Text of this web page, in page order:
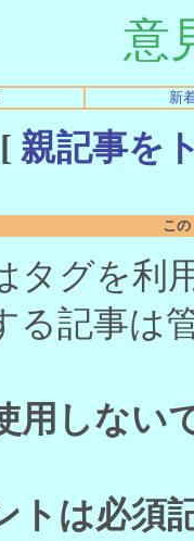
意
新
[ 親記事を
こ
タグを利
る記事は
用しない
トは必須